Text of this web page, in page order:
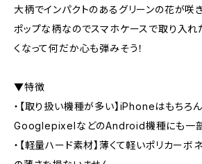
大柄でインパクトのあるグリーンの花が咲き
ポップな柄なのでスマホケースで取り入れ
くなって何だか心も弾みそう！
▼特徴
・【取り扱い機種が多い】iPhoneはもちろ
GooglepixelなどのAndroid機種にも一部
・【軽量ハード素材】薄くて軽いポリカーボ